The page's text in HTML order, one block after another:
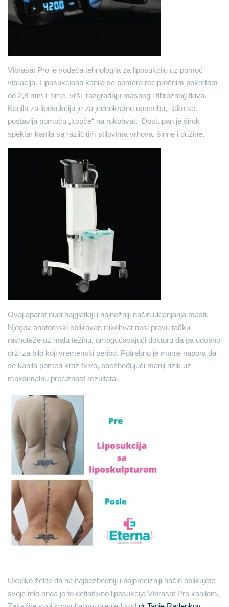
Vibrasat Pro je vodeća tehnologija za liposukciju uz pomoć
vibracija. Liposukciona kanila se pomera recipročnim pokretom
od 2,8 mm i time vrši razgradnju masnog i fibroznog tkiva.
Kanila za liposukciju je za jednokratnu upotrebu, lako se
postavlja pomoću „kopče“ na rukohvat. Dostupan je širok
spektar kanila sa različitim stilovima vrhova, širine i dužine.
Ovaj aparat nudi najglatkiji i najnežniji način uklanjanja masti.
Njegov anatomski oblikovan rukohvat nosi pravu tačku
ravnoteže uz malu težinu, omogućavajući doktoru da ga udobno
drži za bilo koji vremenski period. Potrebno je manje napora da
se kanila pomeri kroz tkivo, obezbeđujući manji rizik uz
maksimalnu preciznost rezultata.
Ukoliko želite da na najbezbedniji i najprecizniji način oblikujete
svoje telo onda je to definitivno liposukcija Vibrasat Pro kanilom.